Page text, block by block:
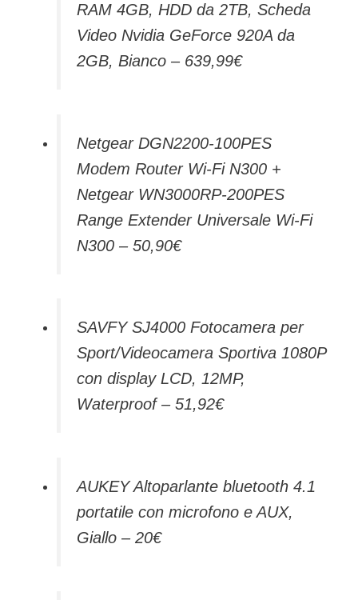
RAM 4GB, HDD da 2TB, Scheda
Video Nvidia GeForce 920A da
2GB, Bianco – 639,99€
Netgear DGN2200-100PES
Modem Router Wi-Fi N300 +
Netgear WN3000RP-200PES
Range Extender Universale Wi-Fi
N300 – 50,90€
SAVFY SJ4000 Fotocamera per
Sport/Videocamera Sportiva 1080P
con display LCD, 12MP,
Waterproof – 51,92€
AUKEY Altoparlante bluetooth 4.1
portatile con microfono e AUX,
Giallo – 20€